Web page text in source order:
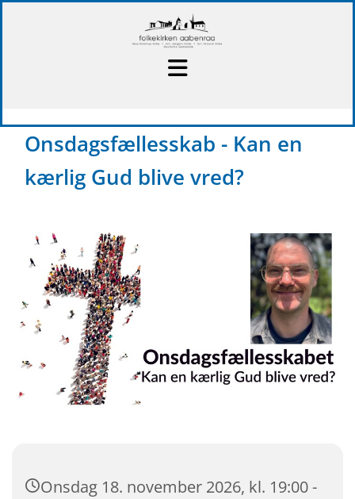
Onsdagsfællesskab - Kan en
kærlig Gud blive vred?
Onsdag 18. november 2026, kl. 19:00 -